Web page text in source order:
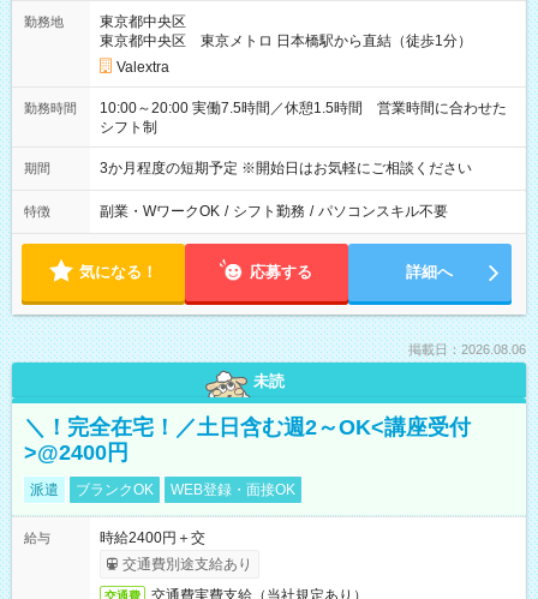
勤務地
東京都中央区
東京都中央区 東京メトロ 日本橋駅から直結（徒歩1分）
Valextra
勤務時間
10:00～20:00 実働7.5時間／休憩1.5時間 営業時間に合わせた
シフト制
期間 3か月程度の短期予定 ※開始日はお気軽にご相談ください
特徴 副業・WワークOK / シフト勤務 / パソコンスキル不要
気になる！ 応募する 詳細へ
掲載日：2026.08.06
未読
＼！完全在宅！／土日含む週2～OK<講座受付
>@2400円
派遣 ブランクOK WEB登録・面接OK
給与
時給2400円＋交
交通費別途支給あり
交通費 交通費実費支給（当社規定あり）